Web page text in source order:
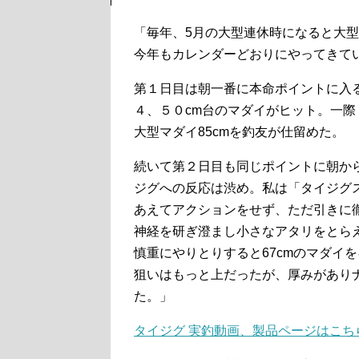
「毎年、5月の大型連休時になると大
今年もカレンダーどおりにやってき
第１日目は朝一番に本命ポイントに入
４、５０cm台のマダイがヒット。一
大型マダイ85cmを釣友が仕留めた。
続いて第２日目も同じポイントに朝か
ジグへの反応は渋め。私は「タイジグ
あえてアクションをせず、ただ引きに
神経を研ぎ澄まし小さなアタリをと
慎重にやりとりすると67cmのマダイ
狙いはもっと上だったが、厚みがあ
た。」
タイジグ 実釣動画、製品ページはこち